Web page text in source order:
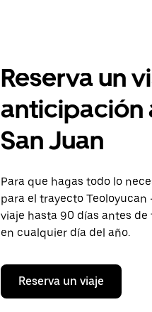
Reserva un
anticipación
San Juan
Para que hagas todo lo
para el trayecto Teoloyucan
viaje hasta 90 días antes
en cualquier día del año.
Reserva un viaje